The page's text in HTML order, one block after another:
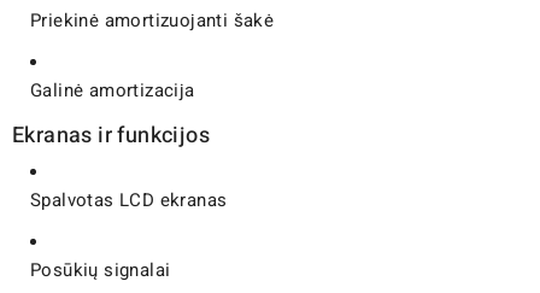
Priekinė amortizuojanti šakė
Galinė amortizacija
Ekranas ir funkcijos
Spalvotas LCD ekranas
Posūkių signalai